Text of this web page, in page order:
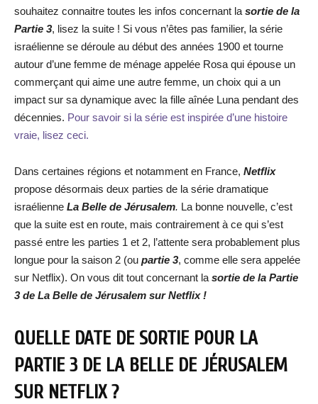
souhaitez connaitre toutes les infos concernant la sortie de la
Partie 3, lisez la suite ! Si vous n’êtes pas familier, la série
israélienne se déroule au début des années 1900 et tourne
autour d’une femme de ménage appelée Rosa qui épouse un
commerçant qui aime une autre femme, un choix qui a un
impact sur sa dynamique avec la fille aînée Luna pendant des
décennies. Pour savoir si la série est inspirée d’une histoire
vraie, lisez ceci.
Dans certaines régions et notamment en France, Netflix
propose désormais deux parties de la série dramatique
israélienne La Belle de Jérusalem. La bonne nouvelle, c’est
que la suite est en route, mais contrairement à ce qui s’est
passé entre les parties 1 et 2, l’attente sera probablement plus
longue pour la saison 2 (ou partie 3, comme elle sera appelée
sur Netflix). On vous dit tout concernant la sortie de la Partie
3 de La Belle de Jérusalem sur Netflix !
QUELLE DATE DE SORTIE POUR LA
PARTIE 3 DE LA BELLE DE JÉRUSALEM
SUR NETFLIX ?